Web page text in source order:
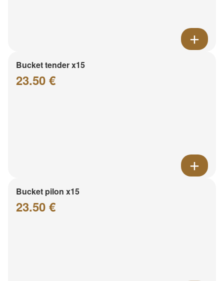
Bucket tender x15
23.50 €
Bucket pilon x15
23.50 €